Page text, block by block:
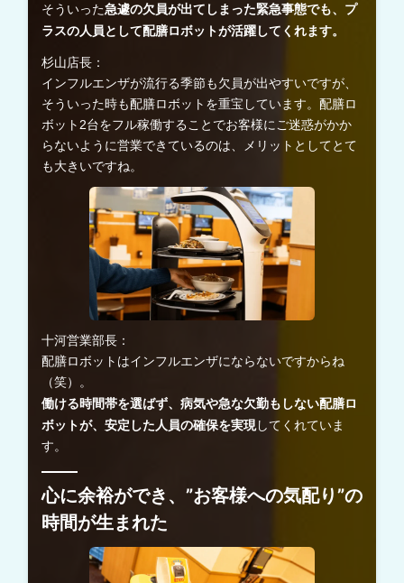
そういった急遽の欠員が出てしまった緊急事態でも、プ
ラスの人員として配膳ロボットが活躍してくれます。
杉山店長：
インフルエンザが流行る季節も欠員が出やすいですが、
そういった時も配膳ロボットを重宝しています。配膳ロ
ボット2台をフル稼働することでお客様にご迷惑がかか
らないように営業できているのは、メリットとしてとて
も大きいですね。
十河営業部長：
配膳ロボットはインフルエンザにならないですからね
（笑）。
働ける時間帯を選ばず、病気や急な欠勤もしない配膳ロ
ボットが、安定した人員の確保を実現してくれていま
す。
心に余裕ができ、”お客様への気配り”の
時間が生まれた